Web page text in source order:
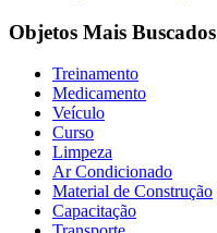
Objetos Mais Buscados
Treinamento
Medicamento
Veículo
Curso
Limpeza
Ar Condicionado
Material de Construção
Capacitação